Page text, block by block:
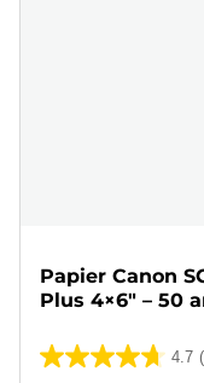
Papier Canon
Plus 4×6" – 50
4.7
4.7